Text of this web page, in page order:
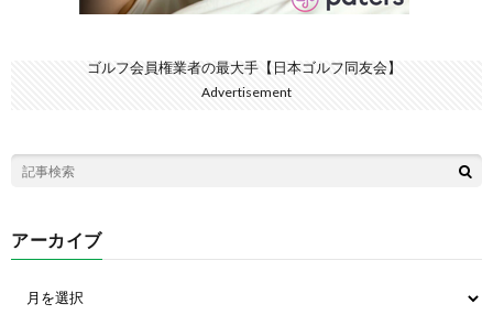
ゴルフ会員権業者の最大手【日本ゴルフ同友会】
Advertisement
アーカイブ